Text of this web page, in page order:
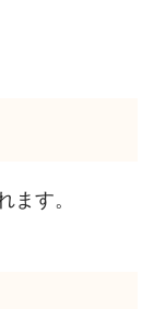
ます。